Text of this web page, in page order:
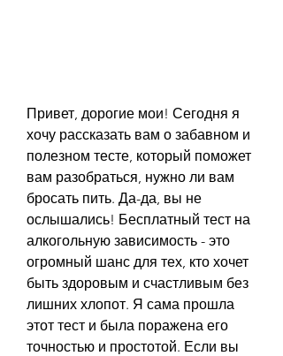
Привет, дорогие мои! Сегодня я
хочу рассказать вам о забавном и
полезном тесте, который поможет
вам разобраться, нужно ли вам
бросать пить. Да-да, вы не
ослышались! Бесплатный тест на
алкогольную зависимость - это
огромный шанс для тех, кто хочет
быть здоровым и счастливым без
лишних хлопот. Я сама прошла
этот тест и была поражена его
точностью и простотой. Если вы